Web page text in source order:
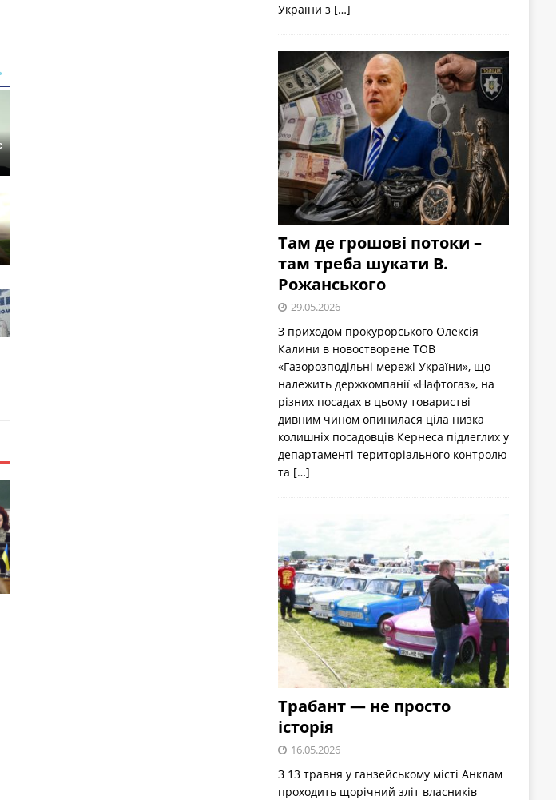
України з […]
Там де грошові потоки –
там треба шукати В.
Рожанського
29.05.2026
З приходом прокурорського Олексія
Калини в новостворене ТОВ
«Газорозподільні мережі України», що
належить держкомпанії «Нафтогаз», на
різних посадах в цьому товаристві
дивним чином опинилася ціла низка
колишніх посадовців Кернеса підлеглих у
департаменті територіального контролю
та […]
Трабант — не просто
історія
16.05.2026
З 13 травня у ганзейському місті Анклам
проходить щорічний зліт власників